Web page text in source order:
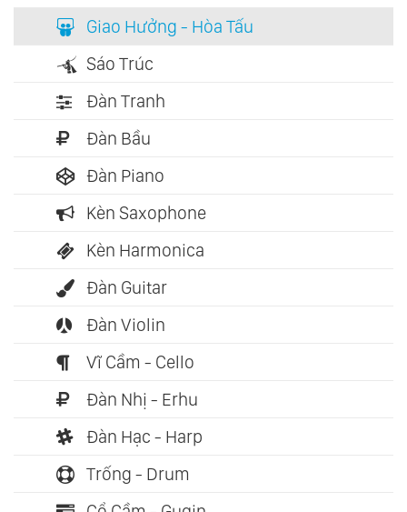
Giao Hưởng - Hòa Tấu
Sáo Trúc
Đàn Tranh
Đàn Bầu
Đàn Piano
Kèn Saxophone
Kèn Harmonica
Đàn Guitar
Đàn Violin
Vĩ Cầm - Cello
Đàn Nhị - Erhu
Đàn Hạc - Harp
Trống - Drum